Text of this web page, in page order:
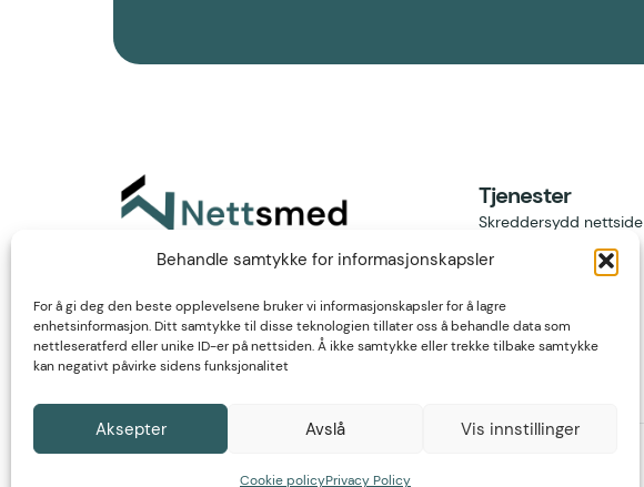
Behandle samtykke for informasjonskapsler
For å gi deg den beste opplevelsene bruker vi informasjonskapsler for å lagre
enhetsinformasjon. Ditt samtykke til disse teknologien tillater oss å behandle data som
nettleseratferd eller unike ID-er på nettsiden. Å ikke samtykke eller trekke tilbake samtykke
kan negativt påvirke sidens funksjonalitet
Aksepter Avslå Vis innstillinger
Cookie policyPrivacy Policy
Finn oss på LinkedIn
Tjenester
Skreddersydd nettside
Malbasert nettside
Nettbutikk
PersonvernerklæringCookieerklæring